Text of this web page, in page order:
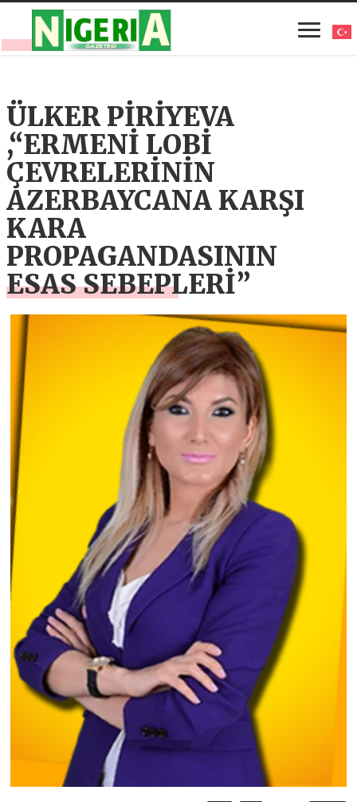
ÜLKER PİRİYEVA
,“ERMENİ LOBİ
ÇEVRELERİNİN
AZERBAYCANA KARŞI
KARA
PROPAGANDASININ
ESAS SEBEPLERİ”